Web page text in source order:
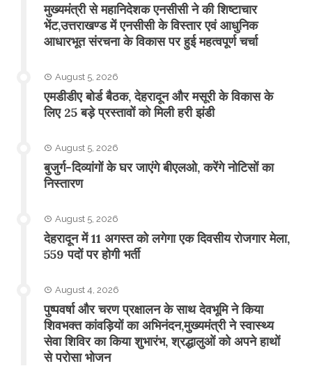
मुख्यमंत्री से महानिदेशक एनसीसी ने की शिष्टाचार
भेंट,उत्तराखण्ड में एनसीसी के विस्तार एवं आधुनिक
आधारभूत संरचना के विकास पर हुई महत्वपूर्ण चर्चा
August 5, 2026
एमडीडीए बोर्ड बैठक, देहरादून और मसूरी के विकास के
लिए 25 बड़े प्रस्तावों को मिली हरी झंडी
August 5, 2026
बुजुर्ग-दिव्यांगों के घर जाएंगे बीएलओ, करेंगे नोटिसों का
निस्तारण
August 5, 2026
​देहरादून में 11 अगस्त को लगेगा एक दिवसीय रोजगार मेला,
559 पदों पर होगी भर्ती
August 4, 2026
पुष्पवर्षा और चरण प्रक्षालन के साथ देवभूमि ने किया
शिवभक्त कांवड़ियों का अभिनंदन,मुख्यमंत्री ने स्वास्थ्य
सेवा शिविर का किया शुभारंभ, श्रद्धालुओं को अपने हाथों
से परोसा भोजन